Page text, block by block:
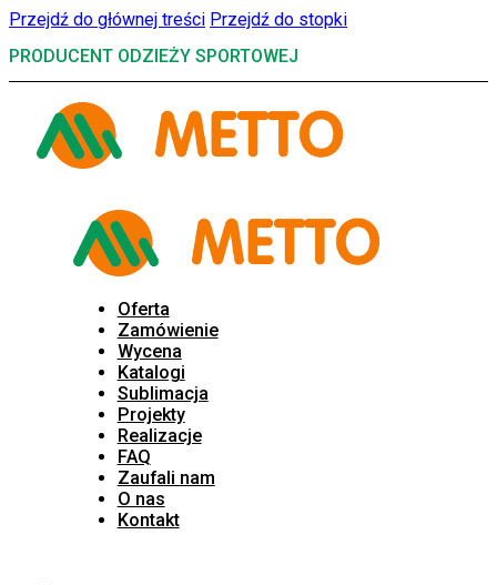
Przejdź do głównej treści Przejdź do stopki
PRODUCENT ODZIEŻY SPORTOWEJ
Oferta
Zamówienie
Wycena
Katalogi
Sublimacja
Projekty
Realizacje
FAQ
Zaufali nam
O nas
Kontakt